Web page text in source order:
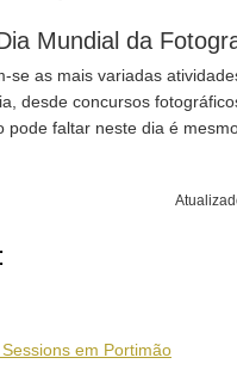
Mundial da
se as mais variadas
desde concursos
pode faltar neste dia é
em Portimão